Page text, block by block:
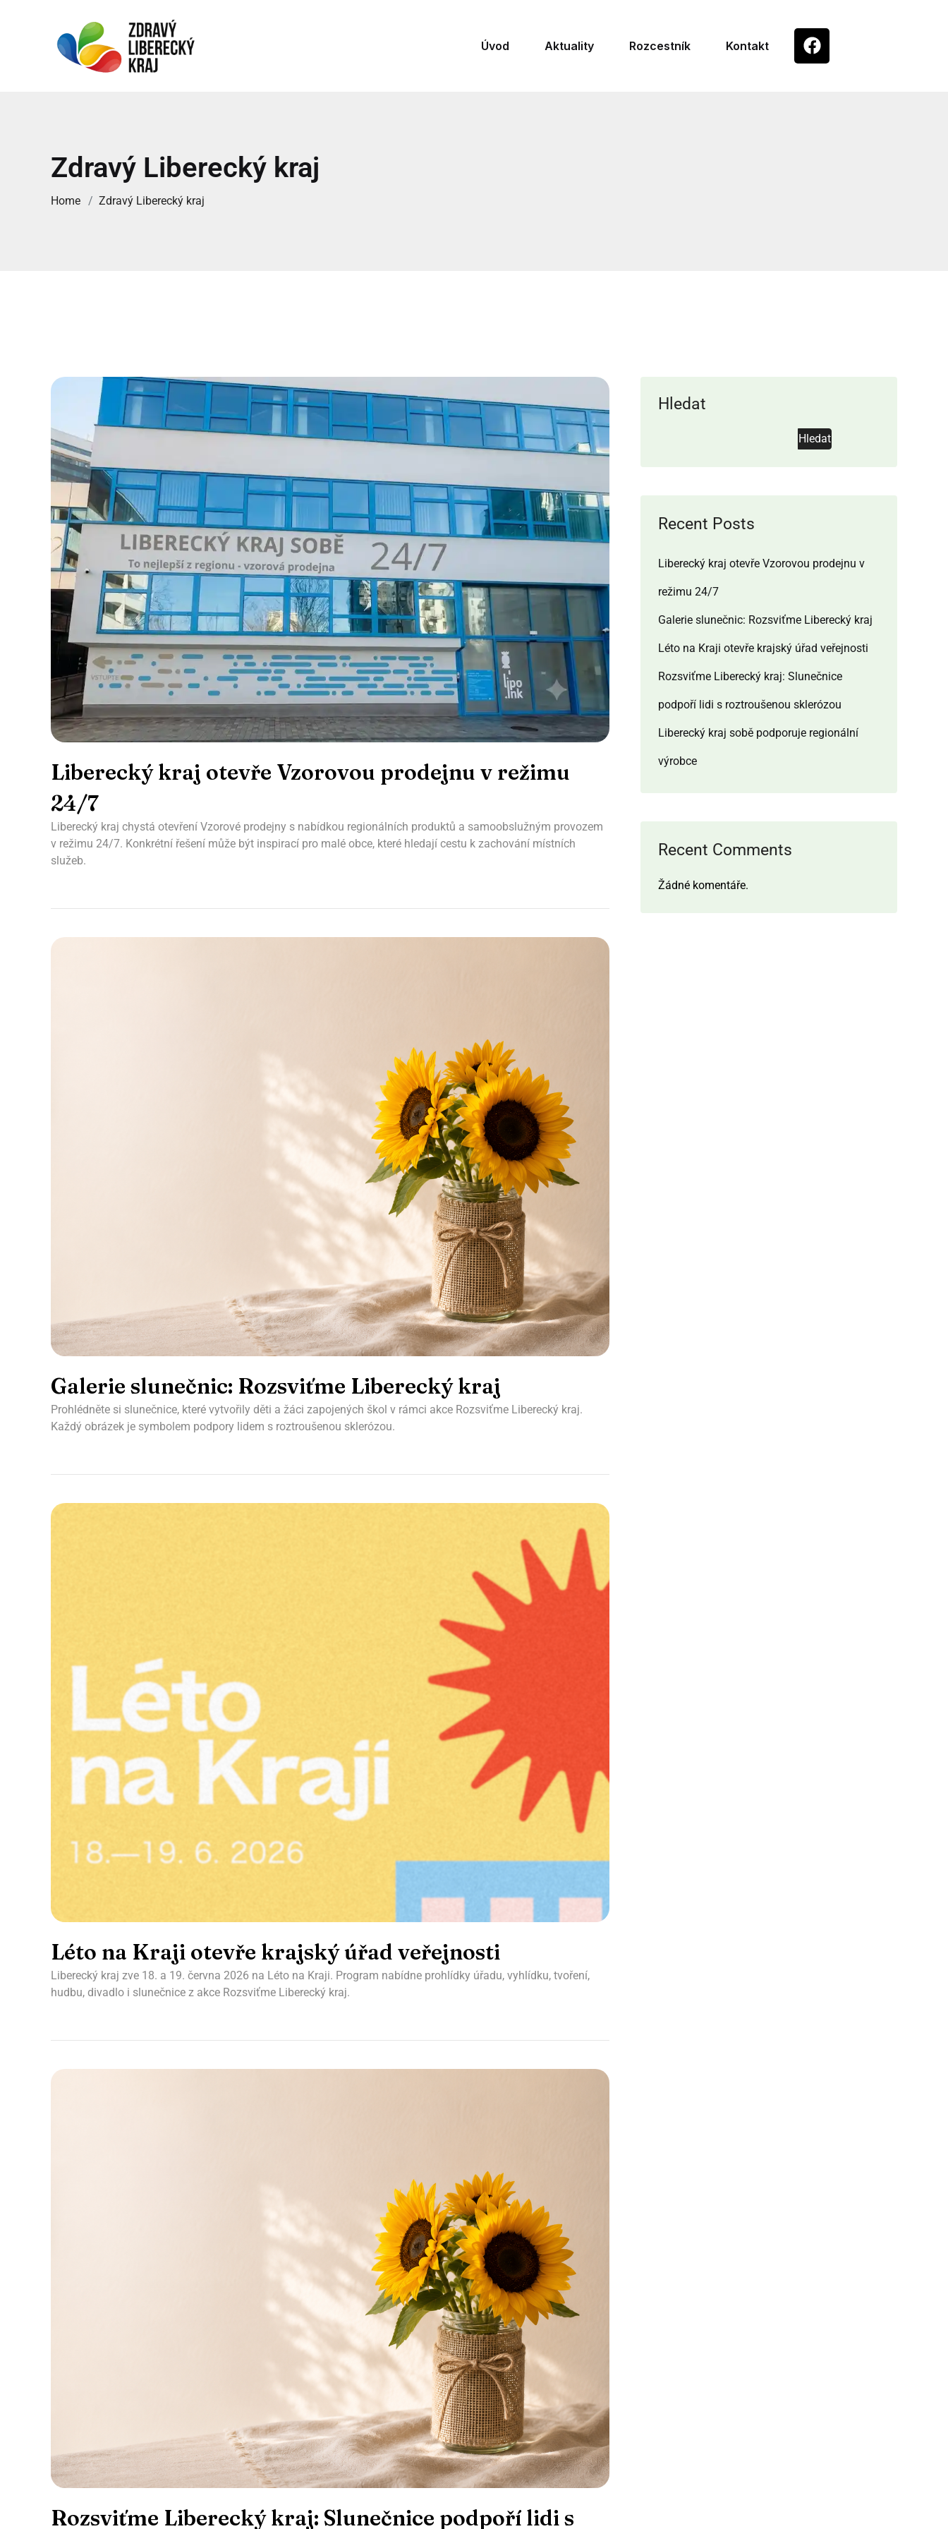
Úvod Aktuality Rozcestník Kontakt
Zdravý Liberecký kraj
Home Zdravý Liberecký kraj
Hledat
Hledat
Recent Posts
Liberecký kraj otevře Vzorovou prodejnu v
režimu 24/7
Galerie slunečnic: Rozsviťme Liberecký kraj
Léto na Kraji otevře krajský úřad veřejnosti
Rozsviťme Liberecký kraj: Slunečnice
podpoří lidi s roztroušenou sklerózou
Liberecký kraj sobě podporuje regionální
výrobce
Recent Comments
Žádné komentáře.
Liberecký kraj otevře Vzorovou prodejnu v režimu
24/7
Liberecký kraj chystá otevření Vzorové prodejny s nabídkou regionálních produktů a samoobslužným provozem
v režimu 24/7. Konkrétní řešení může být inspirací pro malé obce, které hledají cestu k zachování místních
služeb.
Galerie slunečnic: Rozsviťme Liberecký kraj
Prohlédněte si slunečnice, které vytvořily děti a žáci zapojených škol v rámci akce Rozsviťme Liberecký kraj.
Každý obrázek je symbolem podpory lidem s roztroušenou sklerózou.
Léto na Kraji otevře krajský úřad veřejnosti
Liberecký kraj zve 18. a 19. června 2026 na Léto na Kraji. Program nabídne prohlídky úřadu, vyhlídku, tvoření,
hudbu, divadlo i slunečnice z akce Rozsviťme Liberecký kraj.
Rozsviťme Liberecký kraj: Slunečnice podpoří lidi s